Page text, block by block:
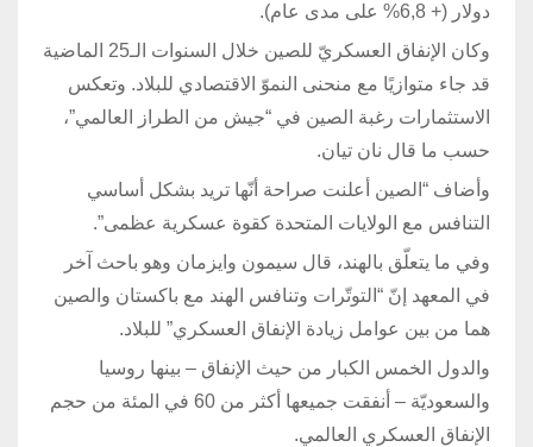
دولار (+ 6,8% على مدى عام).
وكان الإنفاق العسكريّ للصين خلال السنوات الـ25 الماضية
قد جاء متوازيًا مع منحنى النموّ الاقتصادي للبلاد. وتعكس
الاستثمارات رغبة الصين في “جيش من الطراز العالمي”،
حسب ما قال نان تيان.
وأضاف “الصين أعلنت صراحة أنّها تريد بشكل أساسي
التنافس مع الولايات المتحدة كقوة عسكرية عظمى”.
وفي ما يتعلّق بالهند، قال سيمون وايزمان وهو باحث آخر
في المعهد إنّ “التوتّرات وتنافس الهند مع باكستان والصين
هما من بين عوامل زيادة الإنفاق العسكري” للبلاد.
والدول الخمس الكبار من حيث الإنفاق – بينها روسيا
والسعوديّة – أنفقت جميعها أكثر من 60 في المئة من حجم
الإنفاق العسكري العالمي.